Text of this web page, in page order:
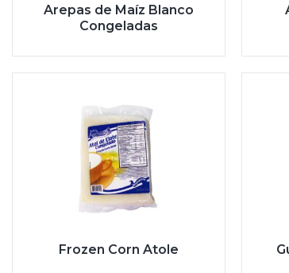
Arepas de Maíz Blanco
Congeladas
Frozen Corn Atole